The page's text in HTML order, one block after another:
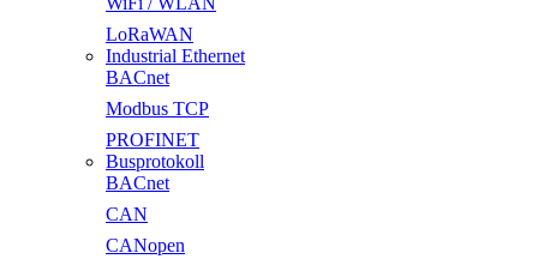
LoRaWAN
Industrial Ethernet
BACnet
Modbus TCP
PROFINET
Busprotokoll
BACnet
CAN
CANopen